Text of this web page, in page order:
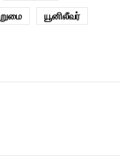
யூனிலீவர்